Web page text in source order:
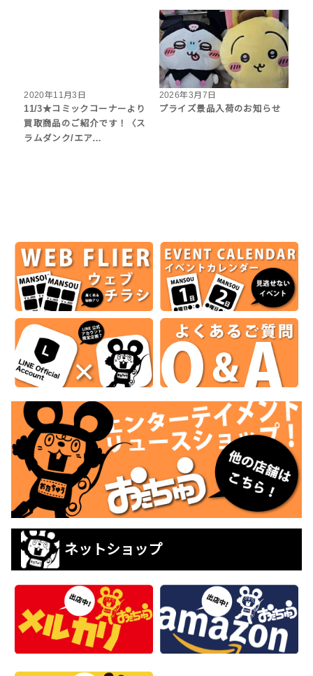
2020年11月3日
11/3★コミックコーナーより
買取商品のご紹介です！〈ス
ラムダンク/エア…
2026年3月7日
プライズ景品入荷のお知らせ
ネットショップ